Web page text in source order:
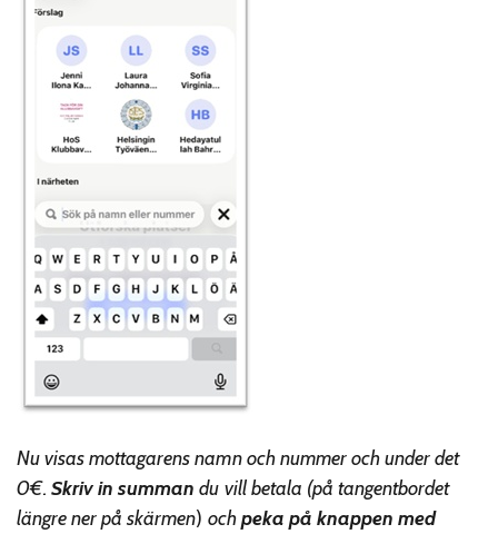
Nu visas mottagarens namn och nummer och under det
0€.Skriv in summan du vill betala (på tangentbordet
längre ner på skärmen) ochpeka på knappen med